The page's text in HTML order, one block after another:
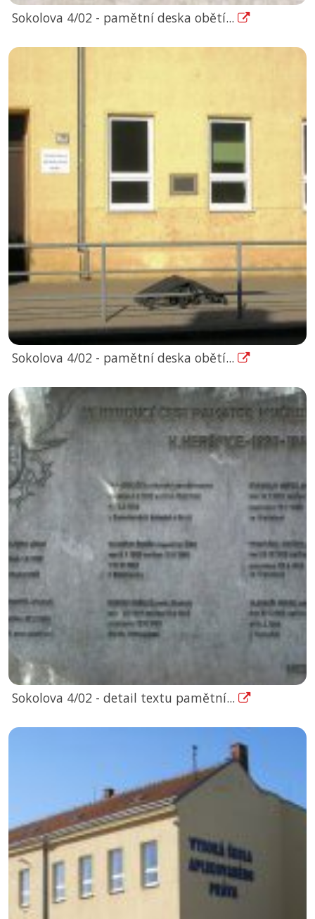
Sokolova 4/02 - pamětní deska obětí...
Sokolova 4/02 - pamětní deska obětí...
Sokolova 4/02 - detail textu pamětní...